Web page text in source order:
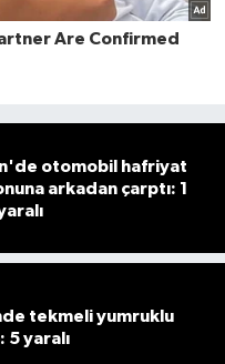
otomobil hafriyat
arkadan çarptı: 1
tekmeli yumruklu
5 yaralı